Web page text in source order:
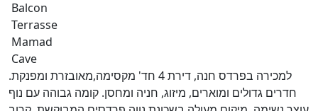
Balcon
Terrasse
Mamad
Cave
למכירה בפרדס חנה, דירת 4 חד' מקסימה,מאובזרת ומפנקת.
חדרים גדולים ומוארים, מיזוג, חניה ומחסן. קומה גבוהה עם נוף